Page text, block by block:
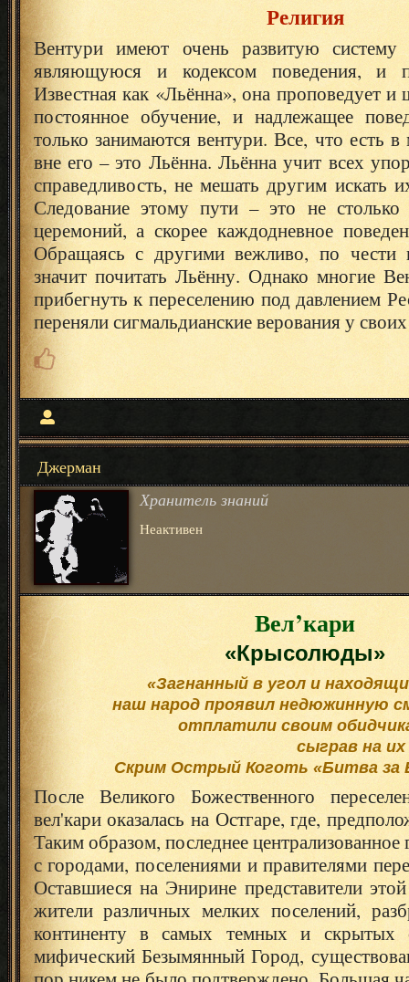
Религия
Вентури имеют очень развитую систему
являющуюся и кодексом поведения, и
Известная как «Льённа», она проповедует
постоянное обучение, и надлежащее
только занимаются вентури. Все, что есть
вне его – это Льённа. Льённа учит всех
справедливость, не мешать другим искать
Следование этому пути – это не
церемоний, а скорее каждодневное
Обращаясь с другими вежливо, по чести
значит почитать Льённу. Однако многие
прибегнуть к переселению под давлением
переняли сигмальдианские верования у
Джерман
Хранитель знаний
Неактивен
Вел’кари
«Крысолюды»
«Загнанный в угол и
наш народ проявил недюжинную
отплатили своим
сыграв на
Скрим Острый Коготь «Битва за
После Великого Божественного
вел'кари оказалась на Остгаре, где,
Таким образом, последнее централизованное
с городами, поселениями и правителями
Оставшиеся на Энирине представители
жители различных мелких поселений,
континенту в самых темных и скрытых
мифический Безымянный Город,